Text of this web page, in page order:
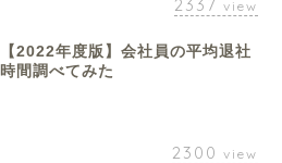
2337 view
【2022年度版】会社員の平均退社
時間調べてみた
2300 view